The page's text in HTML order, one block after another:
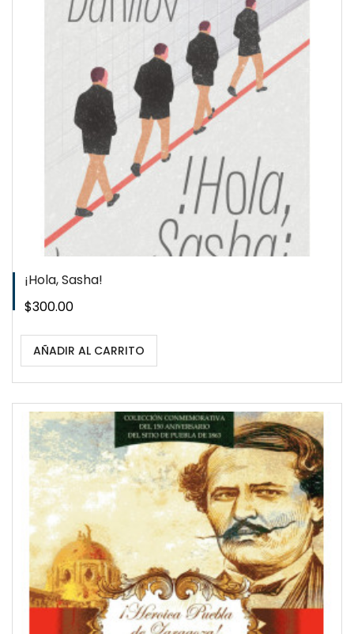
¡Hola, Sasha!
Precio
$300.00
AÑADIR AL CARRITO